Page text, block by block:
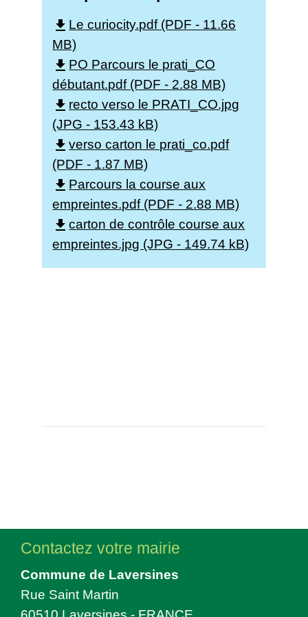
file_downloadLe curiocity.pdf (PDF - 11.66
MB)
file_downloadPO Parcours le prati_CO
débutant.pdf (PDF - 2.88 MB)
file_downloadrecto verso le PRATI_CO.jpg
(JPG - 153.43 kB)
file_downloadverso carton le prati_co.pdf
(PDF - 1.87 MB)
file_downloadParcours la course aux
empreintes.pdf (PDF - 2.88 MB)
file_downloadcarton de contrôle course aux
empreintes.jpg (JPG - 149.74 kB)
Contactez votre mairie
Commune de Laversines
Rue Saint Martin